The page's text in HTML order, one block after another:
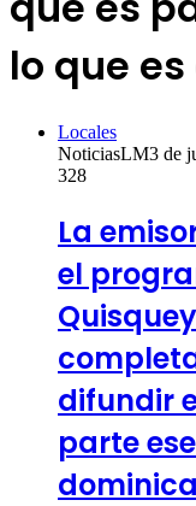
lo que
Locales
NoticiasLM3 de
328
La
el
difundir
parte